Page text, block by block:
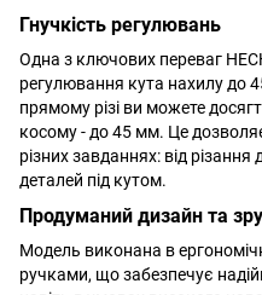
Гнучкість регулювань
Одна з ключових переваг
регулювання кута нахилу до
прямому різі ви можете
косому - до 45 мм. Це
різних завданнях: від
деталей під кутом.
Продуманий дизайн та
Модель виконана в
ручками, що забезпечує